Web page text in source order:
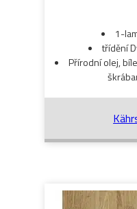
1-
třídění
Přírodní olej,